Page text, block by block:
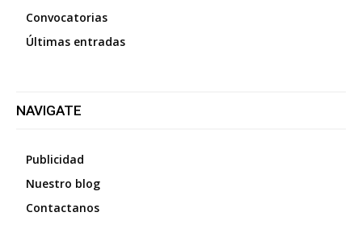
Convocatorias
Últimas entradas
NAVIGATE
Publicidad
Nuestro blog
Contactanos